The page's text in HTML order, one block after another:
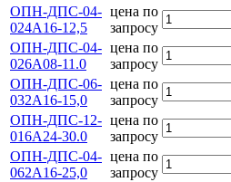
ОПН-ДПС-04-
024А16-12,5
цена по
запросу
ОПН-ДПС-04-
026А08-11.0
цена по
запросу
ОПН-ДПС-06-
032А16-15,0
цена по
запросу
ОПН-ДПС-12-
016А24-30.0
цена по
запросу
ОПН-ДПС-04-
062А16-25,0
цена по
запросу